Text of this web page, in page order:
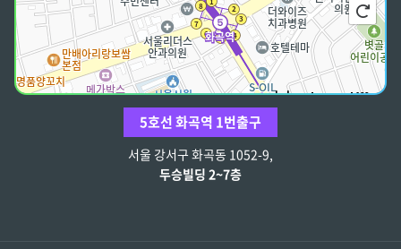
100m
서울 강서구 강서로 178 2-7층
02-2604-1788
5호선 화곡역 1번출구
서울 강서구 화곡동 1052-9,
두승빌딩 2~7층